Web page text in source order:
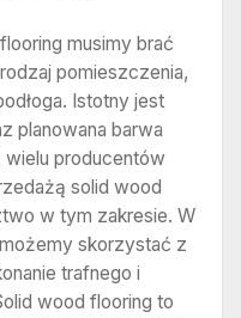
musimy brać
pomieszczenia,
Istotny jest
planowana barwa
wielu producentów
solid wood
w tym zakresie. W
skorzystać z
trafnego i
wood flooring to